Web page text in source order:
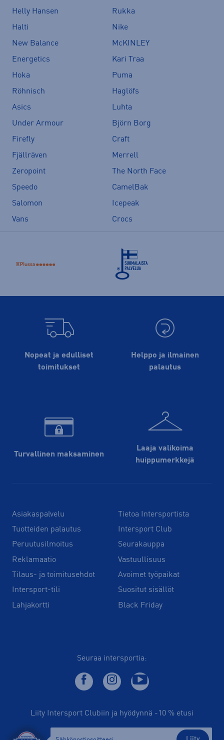
Helly Hansen
Rukka
Halti
Nike
New Balance
McKINLEY
Energetics
Kari Traa
Hoka
Puma
Röhnisch
Haglöfs
Asics
Luhta
Under Armour
Björn Borg
Firefly
Craft
Fjällräven
Merrell
Zeropoint
The North Face
Speedo
CamelBak
Salomon
Icepeak
Vans
Crocs
Nopeat ja edulliset
toimitukset
Helppo ja ilmainen
palautus
Turvallinen maksaminen
Laaja valikoima
huippu­merkkejä
Asiakaspalvelu
Tuotteiden palautus
Peruutusilmoitus
Reklamaatio
Tilaus- ja toimitusehdot
Intersport-tili
Lahjakortti
Tietoa Intersportista
Intersport Club
Seurakauppa
Vastuullisuus
Avoimet työpaikat
Suositut sisällöt
Black Friday
Seuraa intersportia:
Liity Intersport Clubiin ja hyödynnä -10 % etusi